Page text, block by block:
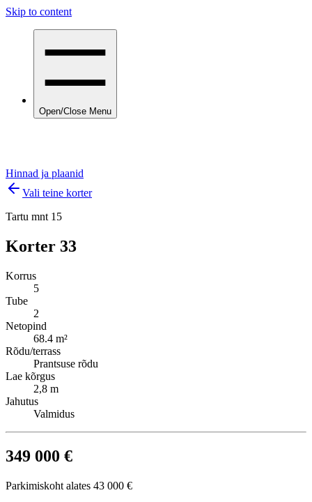
Skip to content
Open/Close Menu
Hinnad ja plaanid
Vali teine korter
Tartu mnt 15
Korter 33
Korrus
5
Tube
2
Netopind
68.4 m²
Rõdu/terrass
Prantsuse rõdu
Lae kõrgus
2,8 m
Jahutus
Valmidus
349 000 €
Parkimiskoht alates 43 000 €